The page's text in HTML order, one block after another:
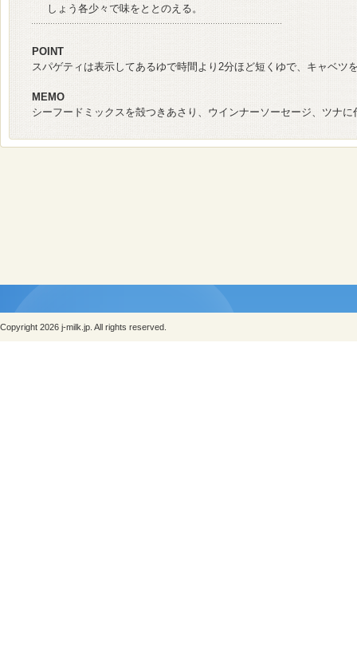
しょう各少々で味をととのえる。
POINT
スパゲティは表示してあるゆで時間より2分ほど短くゆで、キャベツ
MEMO
シーフードミックスを殻つきあさり、ウインナーソーセージ、ツナ
Copyright 2026 j-milk.jp. All rights reserved.